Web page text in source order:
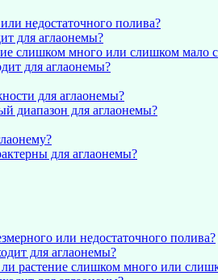
недостаточного полива?
для аглаонемы?
слишком много или слишком мало
для аглаонемы?
для аглаонемы?
диапазон для аглаонемы?
для аглаонемы?
или недостаточного полива?
для аглаонемы?
ли растение слишком много или